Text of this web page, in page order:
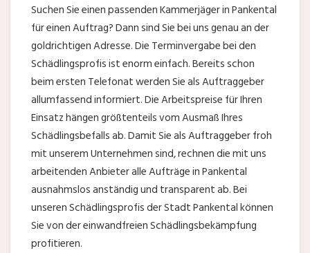
Suchen Sie einen passenden Kammerjäger in Pankental
für einen Auftrag? Dann sind Sie bei uns genau an der
goldrichtigen Adresse. Die Terminvergabe bei den
Schädlingsprofis ist enorm einfach. Bereits schon
beim ersten Telefonat werden Sie als Auftraggeber
allumfassend informiert. Die Arbeitspreise für Ihren
Einsatz hängen größtenteils vom Ausmaß Ihres
Schädlingsbefalls ab. Damit Sie als Auftraggeber froh
mit unserem Unternehmen sind, rechnen die mit uns
arbeitenden Anbieter alle Aufträge in Pankental
ausnahmslos anständig und transparent ab. Bei
unseren Schädlingsprofis der Stadt Pankental können
Sie von der einwandfreien Schädlingsbekämpfung
profitieren.